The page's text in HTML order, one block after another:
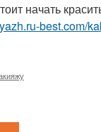
начать
best.com/